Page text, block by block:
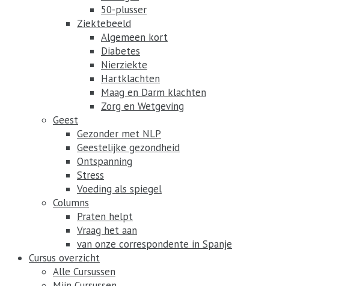
50-plusser
Ziektebeeld
Algemeen kort
Diabetes
Nierziekte
Hartklachten
Maag en Darm klachten
Zorg en Wetgeving
Geest
Gezonder met NLP
Geestelijke gezondheid
Ontspanning
Stress
Voeding als spiegel
Columns
Praten helpt
Vraag het aan
van onze correspondente in Spanje
Cursus overzicht
Alle Cursussen